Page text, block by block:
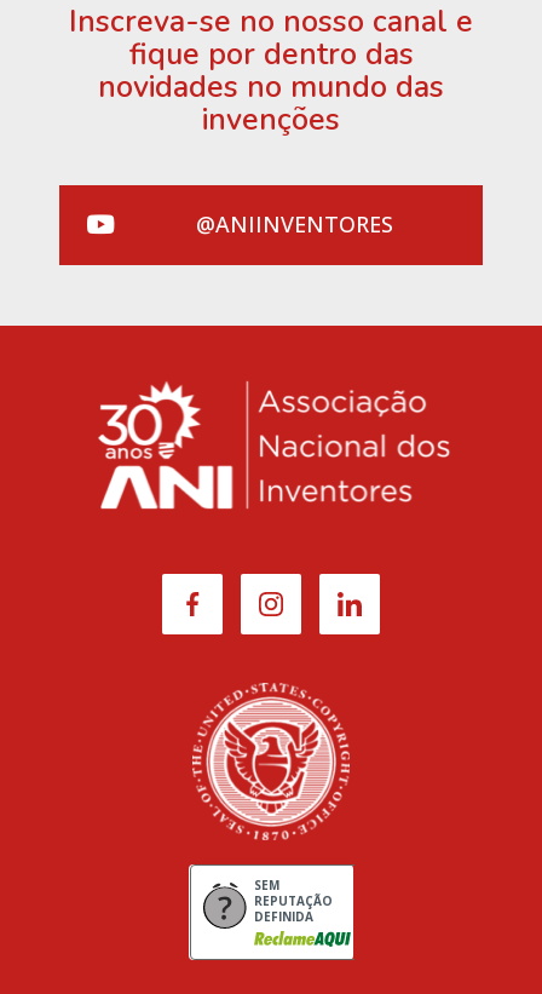
Inscreva-se no nosso canal e
fique por dentro das
novidades no mundo das
invenções
@ANIINVENTORES
SEM
REPUTAÇÃO
DEFINIDA